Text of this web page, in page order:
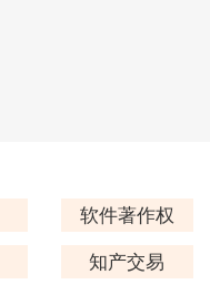
软件著作权
知产交易